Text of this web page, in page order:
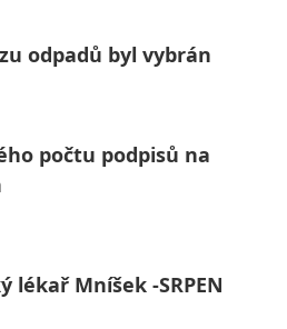
odpadů byl vybrán
počtu podpisů na
lékař Mníšek -SRPEN